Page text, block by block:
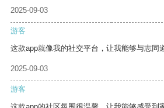
2025-09-03
游客
这款app就像我的社交平台，让我能够与志同
2025-09-03
游客